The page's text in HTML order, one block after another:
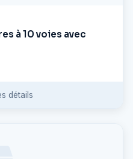
à 10 voies avec
détails